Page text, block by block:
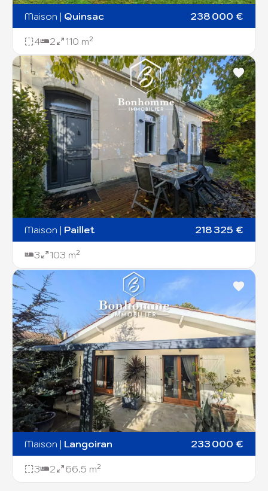
Maison | Quinsac 238 000 €
4 2 110 m²
Maison | Paillet 218 325 €
3 103 m²
Maison | Langoiran 233 000 €
3 2 66.5 m²